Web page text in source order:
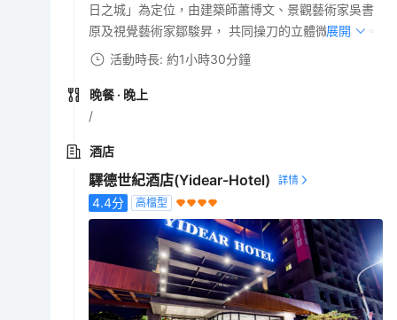
日之城」為定位，由建築師蕭博文、景觀藝術家吳書
原及視覺藝術家鄒駿昇， 共同操刀的立體微型城市。
展開
活動時長: 約1小時30分鐘
晚餐 · 晚上
/
酒店
驛德世紀酒店(Yidear-Hotel)
4.4分 高檔型